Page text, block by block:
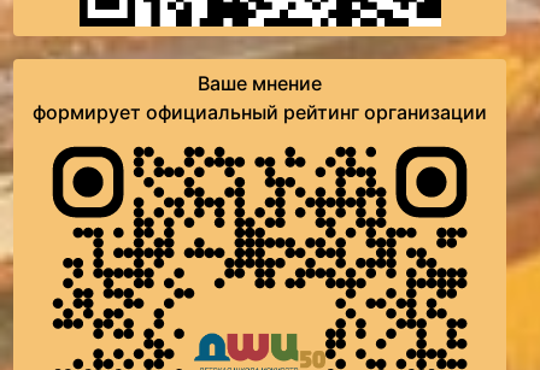
Ваше мнение
формирует официальный рейтинг организации